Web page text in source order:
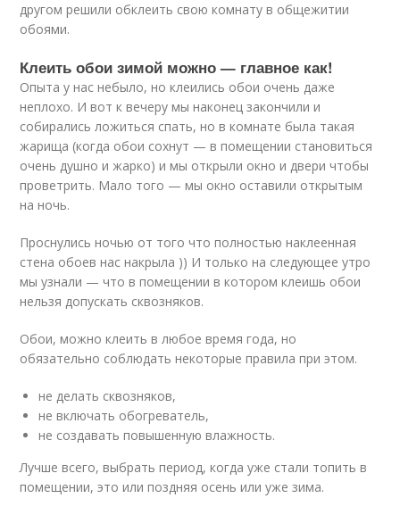
другом решили обклеить свою комнату в общежитии
обоями.
Клеить обои зимой можно — главное как!
Опыта у нас небыло, но клеились обои очень даже
неплохо. И вот к вечеру мы наконец закончили и
собирались ложиться спать, но в комнате была такая
жарища (когда обои сохнут — в помещении становиться
очень душно и жарко) и мы открыли окно и двери чтобы
проветрить. Мало того — мы окно оставили открытым
на ночь.
Проснулись ночью от того что полностью наклеенная
стена обоев нас накрыла )) И только на следующее утро
мы узнали — что в помещении в котором клеишь обои
нельзя допускать сквозняков.
Обои, можно клеить в любое время года, но
обязательно соблюдать некоторые правила при этом.
не делать сквозняков,
не включать обогреватель,
не создавать повышенную влажность.
Лучше всего, выбрать период, когда уже стали топить в
помещении, это или поздняя осень или уже зима.